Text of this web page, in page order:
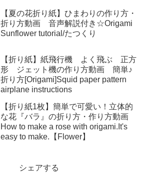
【夏の花折り紙】ひまわりの作り方・
折り方動画 音声解説付き☆Origami
Sunflower tutorial/たつくり
【折り紙】紙飛行機 よく飛ぶ 正方
形 ジェット機の作り方動画 簡単♪
折り方[Origami]Squid paper pattern
airplane instructions
【折り紙1枚】簡単で可愛い！立体的
な花『バラ』の折り方・作り方動画
How to make a rose with origami.It's
easy to make.【Flower】
シェアする